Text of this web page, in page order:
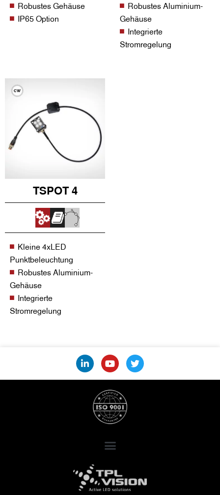
Robustes Gehäuse
IP65 Option
Robustes Aluminium-
Gehäuse
Integrierte
Stromregelung
TSPOT 4
Kleine 4xLED
Punktbeleuchtung
Robustes Aluminium-
Gehäuse
Integrierte
Stromregelung